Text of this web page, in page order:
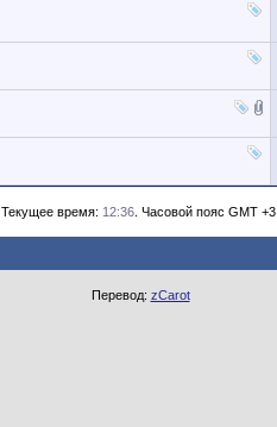
Текущее время: 12:36 . Часовой пояс GMT +3.
Перевод: zCarot